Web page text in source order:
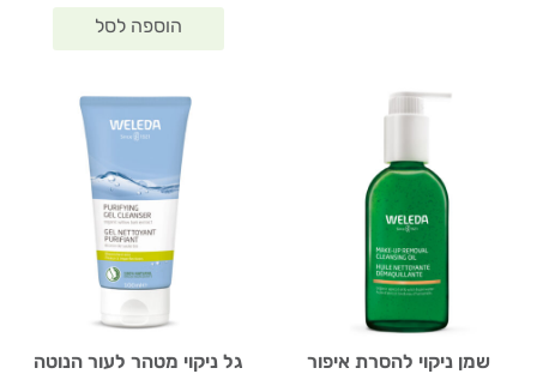
שמן ניקוי להסרת איפור
גל ניקוי מטהר לעור הנוטה